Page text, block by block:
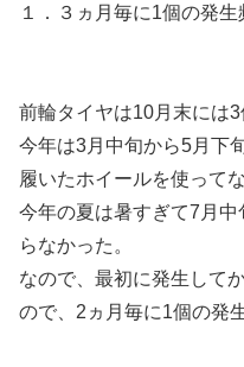
１．３ヵ月毎に1個の発生
前輪タイヤは10月末には3
今年は3月中旬から5月下
履いたホイールを使って
今年の夏は暑すぎて7月
らなかった。
なので、最初に発生して
ので、2ヵ月毎に1個の発